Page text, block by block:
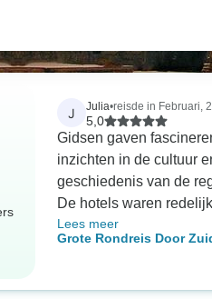
J Julia•reisde in Februari,
5,0
Gidsen gaven
inzichten in de cultuur
geschiedenis van de
De hotels waren
met goede service en
eten, maar je kunt beter
comfort. De chauffeur
Lees meer
Grote Rondreis Door